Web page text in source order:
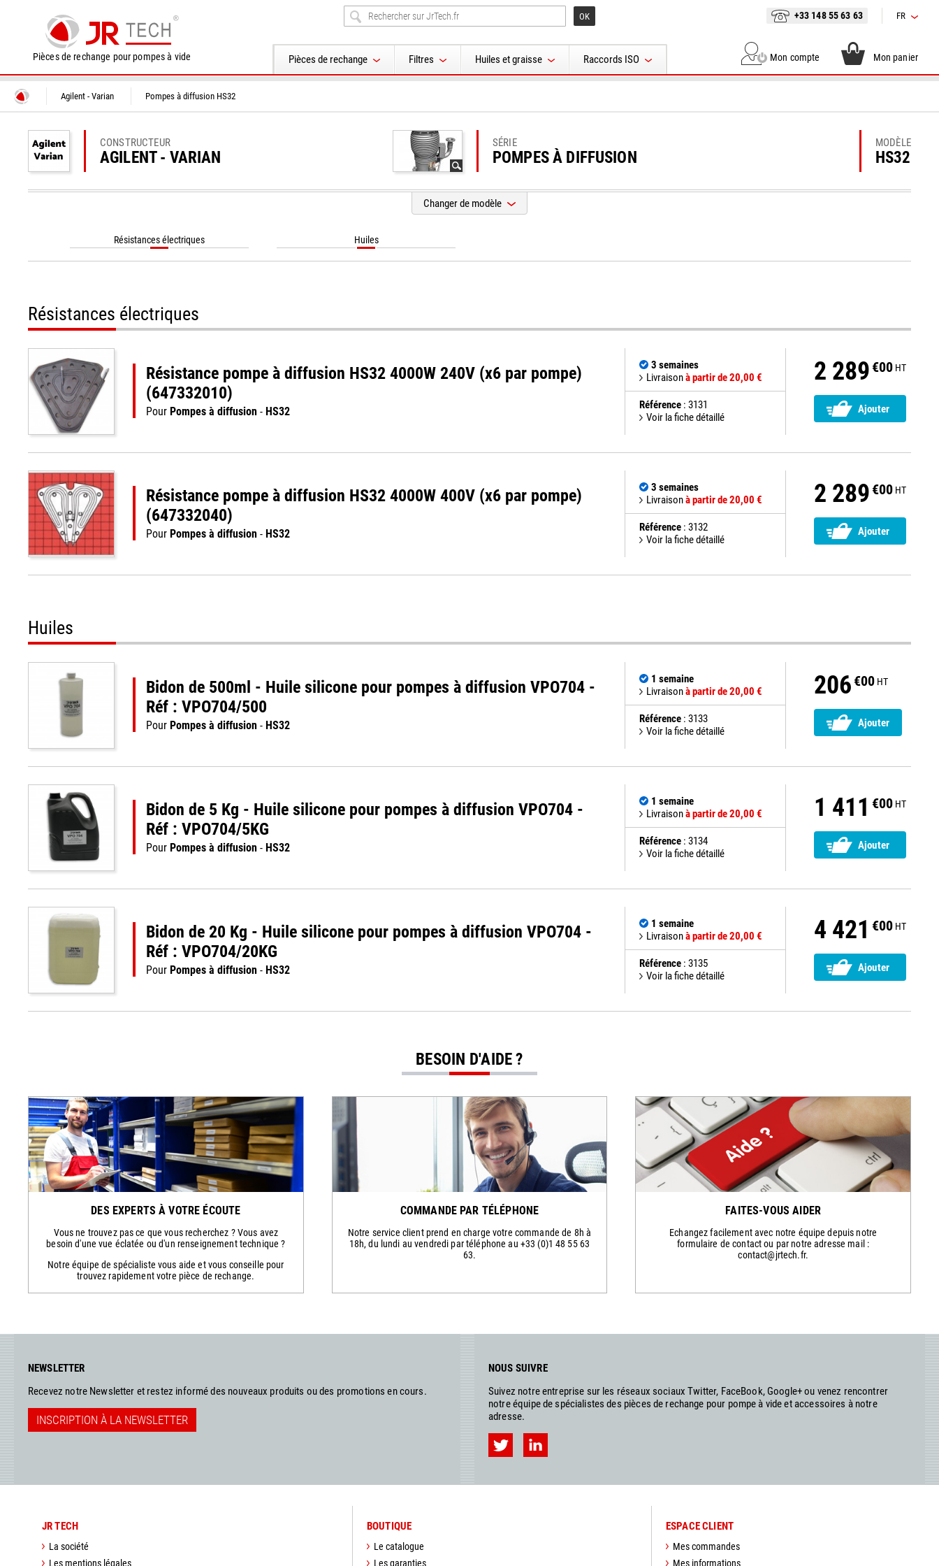
Pièces de rechange pour pompes à vide Pièces de rechange Filtres Huiles et graisse Raccords ISO
+33 148 55 63 63 FR
Mon compte Mon panier
Agilent - Varian Pompes à diffusion HS32
CONSTRUCTEUR
AGILENT - VARIAN
SÉRIE
POMPES À DIFFUSION
MODÈLE
HS32
Changer de modèle
Résistances électriques Huiles
Résistances électriques
Résistance pompe à diffusion HS32 4000W 240V (x6 par pompe)
(647332010)
Pour Pompes à diffusion - HS32
3 semaines
Livraisonà partir de 20,00 €
Référence : 3131
Voir la fiche détaillé
2 289 €00 HT
Ajouter
Résistance pompe à diffusion HS32 4000W 400V (x6 par pompe)
(647332040)
Pour Pompes à diffusion - HS32
3 semaines
Livraisonà partir de 20,00 €
Référence : 3132
Voir la fiche détaillé
2 289 €00 HT
Ajouter
Huiles
Bidon de 500ml - Huile silicone pour pompes à diffusion VPO704 -
Réf : VPO704/500
Pour Pompes à diffusion - HS32
1 semaine
Livraisonà partir de 20,00 €
Référence : 3133
Voir la fiche détaillé
206 €00 HT
Ajouter
Bidon de 5 Kg - Huile silicone pour pompes à diffusion VPO704 -
Réf : VPO704/5KG
Pour Pompes à diffusion - HS32
1 semaine
Livraisonà partir de 20,00 €
Référence : 3134
Voir la fiche détaillé
1 411 €00 HT
Ajouter
Bidon de 20 Kg - Huile silicone pour pompes à diffusion VPO704 -
Réf : VPO704/20KG
Pour Pompes à diffusion - HS32
1 semaine
Livraisonà partir de 20,00 €
Référence : 3135
Voir la fiche détaillé
4 421 €00 HT
Ajouter
BESOIN D'AIDE ?
DES EXPERTS À VOTRE ÉCOUTE
Vous ne trouvez pas ce que vous recherchez ? Vous avez
besoin d'une vue éclatée ou d'un renseignement technique ?
Notre équipe de spécialiste vous aide et vous conseille pour
trouvez rapidement votre pièce de rechange.
COMMANDE PAR TÉLÉPHONE
Notre service client prend en charge votre commande de 8h à
18h, du lundi au vendredi par téléphone au +33 (0)1 48 55 63
63.
FAITES-VOUS AIDER
Echangez facilement avec notre équipe depuis notre
formulaire de contact ou par notre adresse mail :
contact@jrtech.fr.
NEWSLETTER
Recevez notre Newsletter et restez informé des nouveaux produits ou des promotions en cours.
INSCRIPTION À LA NEWSLETTER
NOUS SUIVRE
Suivez notre entreprise sur les réseaux sociaux Twitter, FaceBook, Google+ ou venez rencontrer
notre équipe de spécialistes des pièces de rechange pour pompe à vide et accessoires à notre
adresse.
JR TECH
La société
Les mentions légales
BOUTIQUE
Le catalogue
Les garanties
ESPACE CLIENT
Mes commandes
Mes informations